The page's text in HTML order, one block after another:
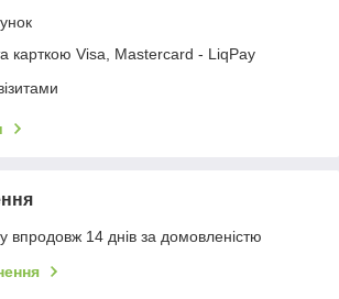
карткою Visa, Mastercard - LiqPay
впродовж 14 днів за домовленістю